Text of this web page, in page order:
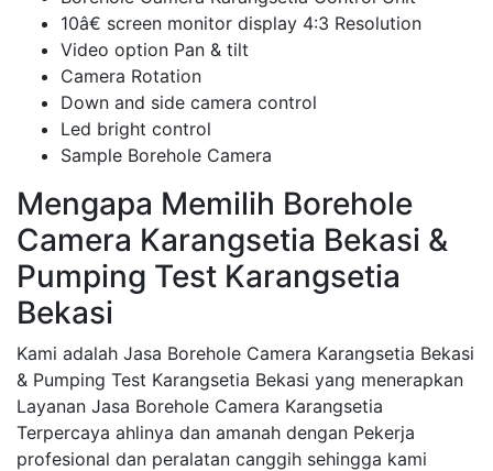
10â€ screen monitor display 4:3 Resolution
Video option Pan & tilt
Camera Rotation
Down and side camera control
Led bright control
Sample Borehole Camera
Mengapa Memilih Borehole
Camera Karangsetia Bekasi &
Pumping Test Karangsetia
Bekasi
Kami adalah Jasa Borehole Camera Karangsetia Bekasi
& Pumping Test Karangsetia Bekasi yang menerapkan
Layanan Jasa Borehole Camera Karangsetia
Terpercaya ahlinya dan amanah dengan Pekerja
profesional dan peralatan canggih sehingga kami